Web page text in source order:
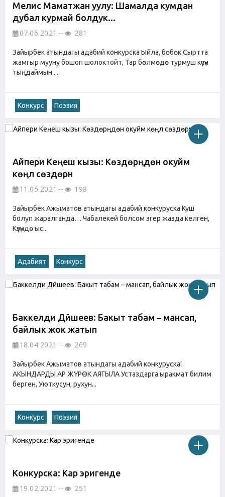
Мелис Маматжан уулу: Шамалда кумдан
дубал курмай болдук...
07.06.2021 281
Зайырбек атындагы адабий конкурска Ыйла, бөбөк Сыртта
жамгыр мууну бошоп шолоктойт, Тар бөлмөдө турмуш күүсүн
тыңдаймын....
Конкурс Поэзия
Айпери Кеңеш кызы: Көздөрүңдөн окуйм
көңүл сөздөрүн
11.05.2021 198
Зайырбек Ажыматов атындагы адабий конкуруска Куш
болуп жаралганда… Чабалекей болсом эгер жазда келген,
Күзүндө ыс...
Адабият Конкурс
Баккелди Дүйшеев: Бакыт табам – мансап,
байлык жок жатып
18.04.2021 269
Зайырбек Ажыматов атындагы адабий конкуруска!
АКЫНДАРДЫ АР ЖҮРӨК АЯГЫЛА Устаздарга ыракмат билим
берген, Уюткусун, рухун...
Конкурс Поэзия
Конкурска: Кар эригенде
19.02.2021 251